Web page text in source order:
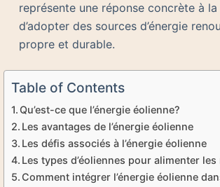
représente une réponse concrète à
d’adopter des sources d’énergie
propre et durable.
Table of Contents
Qu’est-ce que l’énergie éolienne?
Les avantages de l’énergie éolienne
Les défis associés à l’énergie éolienne
Les types d’éoliennes pour alimenter les
Comment intégrer l’énergie éolienne